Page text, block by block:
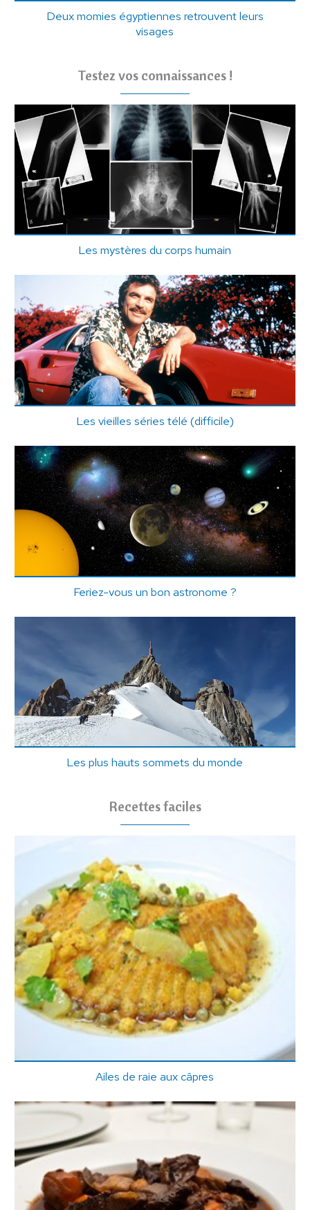
Deux momies égyptiennes retrouvent leurs
visages
Testez vos connaissances !
Les mystères du corps humain
Les vieilles séries télé (difficile)
Feriez-vous un bon astronome ?
Les plus hauts sommets du monde
Recettes faciles
Ailes de raie aux câpres